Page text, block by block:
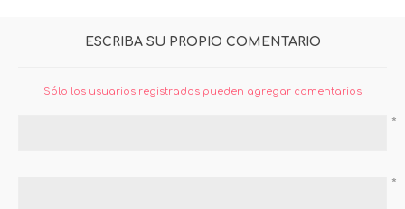
ESCRIBA SU PROPIO COMENTARIO
Sólo los usuarios registrados pueden agregar comentarios
*
*